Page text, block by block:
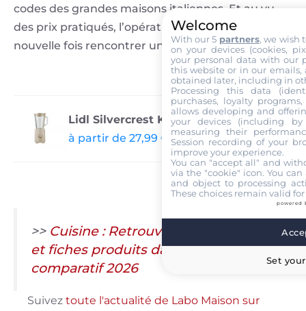
codes des grandes maisons italiennes. Et au vu
des prix pratiqués, l’opération pourrait une
nouvelle fois rencontrer un franc succès.
Lidl Silvercrest Kitchen tools Blender
à partir de 27,99 € chez LIDL
>> Cuisine : Retrouvez tous nos tests
et fiches produits dans notre
comparatif 2026
Suivez toute l'actualité de Labo Maison sur
Welcome
With our 5 partners, we wish
on your devices (cookies,
your personal data with our
this website or in our emails,
obtained later, including in
Processing this data
purchases, loyalty
allows developing and
your devices (including
measuring their
Session recording of your
improve your experience.
You can "accept all" and
via the "cookie" icon. You
and object to processing
These choices remain valid
powered
Set